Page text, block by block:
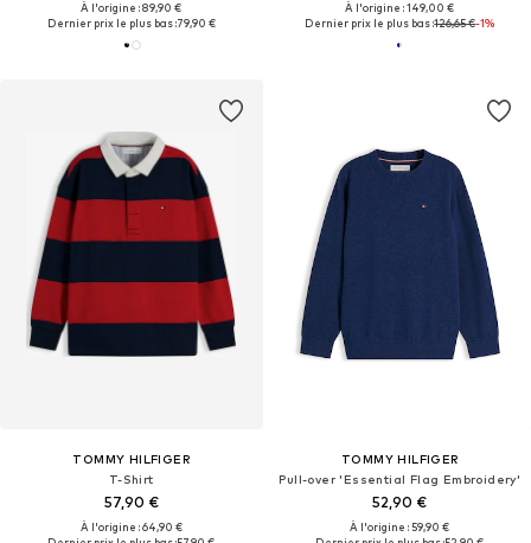
À l'origine : 89,90 €
Dernier prix le plus bas :79,90 €
À l'origine : 149,00 €
Dernier prix le plus bas :126,65 €-1%
TOMMY HILFIGER
T-Shirt
57,90 €
À l'origine : 64,90 €
TOMMY HILFIGER
Pull-over 'Essential Flag Embroidery'
52,90 €
À l'origine : 59,90 €